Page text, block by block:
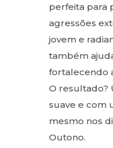
perfeita para
agressões
jovem e
também
fortalecendo
O resultado?
suave e com
mesmo nos
Outono.